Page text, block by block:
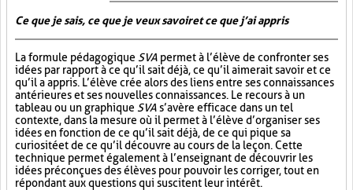
Ce que je sais, ce que je veux savoir et ce que j’ai appris
La formule pédagogique SVA permet à l’élève de confronter ses
idées par rapport à ce qu’il sait déjà, ce qu’il aimerait savoir et ce
qu’il a appris. L’élève crée alors des liens entre ses connaissances
antérieures et ses nouvelles connaissances. Le recours à un
tableau ou un graphique SVA s’avère efficace dans un tel
contexte, dans la mesure où il permet à l’élève d’organiser ses
idées en fonction de ce qu’il sait déjà, de ce qui pique sa
curiosité et de ce qu’il découvre au cours de la leçon. Cette
technique permet également à l’enseignant de découvrir les
idées préconçues des élèves pour pouvoir les corriger, tout en
répondant aux questions qui suscitent leur intérêt.